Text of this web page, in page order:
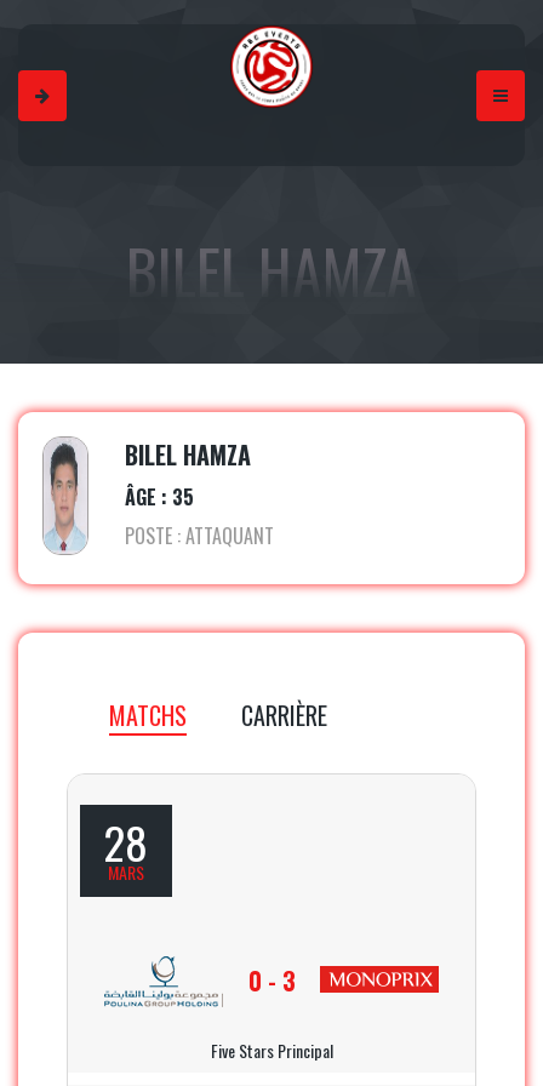
BILEL HAMZA
BILEL HAMZA
ÂGE : 35
POSTE : ATTAQUANT
MATCHS CARRIÈRE
28
MARS
0 - 3
Five Stars Principal